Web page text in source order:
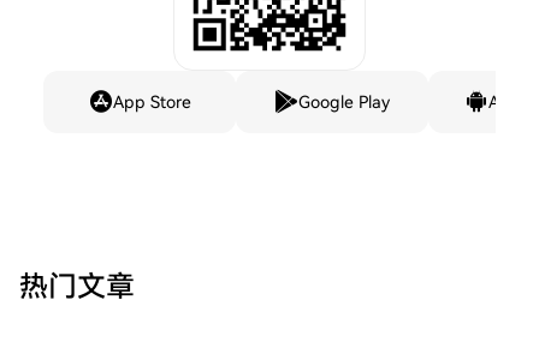
App Store Google Play
热门文章